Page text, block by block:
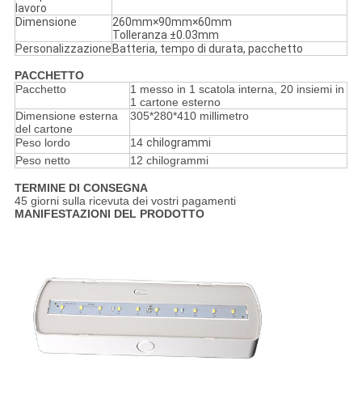
lavoro
Dimensione
260mm×90mm×60mm
Tolleranza ±0.03mm
Personalizzazione Batteria, tempo di durata, pacchetto
PACCHETTO
Pacchetto
1 messo in 1 scatola interna, 20 insiemi in
1 cartone esterno
Dimensione esterna
del cartone
305*280*410 millimetro
Peso lordo 14 chilogrammi
Peso netto
12 chilogrammi
TERMINE DI CONSEGNA
45 giorni sulla ricevuta dei vostri pagamenti
MANIFESTAZIONI DEL PRODOTTO